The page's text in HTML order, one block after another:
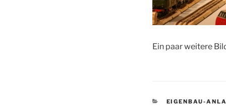
Ein paar weitere
KATEGORIEN
EIGENBAU-